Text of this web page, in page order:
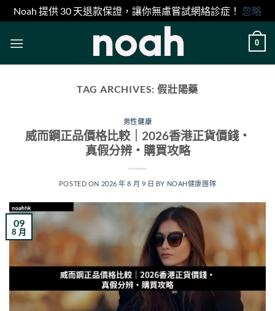
Noah 提供 30 天退款保證，讓你無慮嘗試網絡診症！ 忽略
0
TAG ARCHIVES: 假壯陽藥
男性健康
威而鋼正品價格比較｜2026香港正貨價錢・
真假分辨・購買攻略
POSTED ON 2026 年 8 月 9 日 BY NOAH健康團隊
09
8 月